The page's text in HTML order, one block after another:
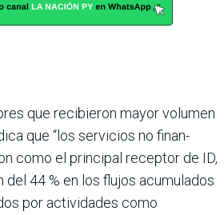
que recibieron mayor volumen
que “los servicios no finan­
como el principal receptor de ID,
del 44 % en los flujos acumulados
por actividades como